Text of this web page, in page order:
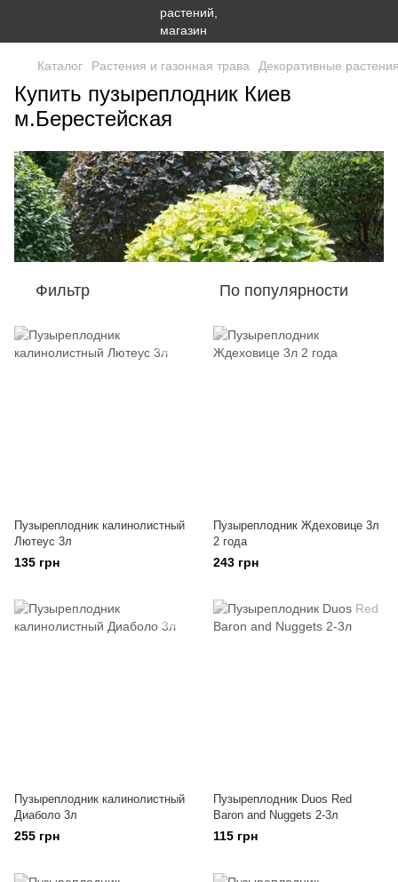
Каталог Растения и газонная трава Декоративные
Купить пузыреплодник Киев
м.Берестейская
Фильтр По популярности
Пузыреплодник калинолистный
Лютеус 3л
135 грн
Пузыреплодник Ждеховице 3л
2 года
243 грн
Пузыреплодник калинолистный
Диаболо 3л
255 грн
Пузыреплодник Duos Red
Baron and Nuggets 2-3л
115 грн